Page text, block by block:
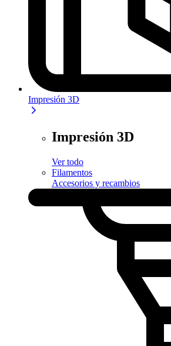
Impresión 3D
Impresión 3D
Ver todo
Filamentos
Accesorios y recambios